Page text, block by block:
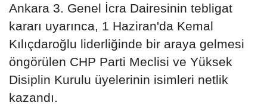
Ankara 3. Genel İcra Dairesinin tebligat
kararı uyarınca, 1 Haziran'da Kemal
Kılıçdaroğlu liderliğinde bir araya gelmesi
öngörülen CHP Parti Meclisi ve Yüksek
Disiplin Kurulu üyelerinin isimleri netlik
kazandı.